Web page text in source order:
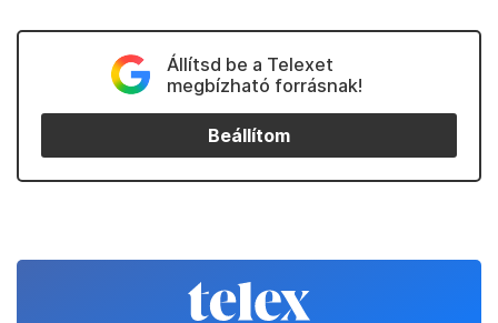
Állítsd be a Telexet
megbízható forrásnak!
Beállítom